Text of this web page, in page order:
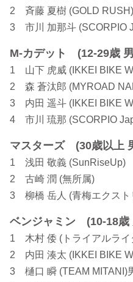
2 斉藤 夏樹 (GOLD RUSH)
3 市川 加那斗 (SCORPIO
M-カデット (12-29歳
1 山下 虎威 (IKKEI BIKE
2 森 蒼汰郎 (MYROAD
3 内田 遥斗 (IKKEI BIKE
4 市川 琉那 (SCORPIO
マスターズ (30歳以上
1 浅田 敬義 (SunRiseUp)
2 古崎 潤 (無所属)
3 柳橋 岳人 (青梅エクスト
ベンジャミン (10-18歳
1 木村 倭 (トライアルライ
2 内田 湊太 (IKKEI BIKE
3 樋口 瞬 (TEAM MITANI)